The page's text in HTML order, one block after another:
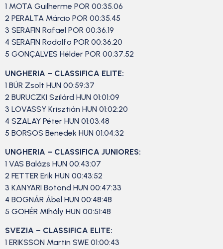
1 MOTA Guilherme POR 00:35.06
2 PERALTA Márcio POR 00:35.45
3 SERAFIN Rafael POR 00:36.19
4 SERAFIN Rodolfo POR 00:36.20
5 GONÇALVES Hélder POR 00:37.52
UNGHERIA – CLASSIFICA ELITE:
1 BÚR Zsolt HUN 00:59:37
2 BURUCZKI Szilárd HUN 01:01:09
3 LOVASSY Krisztián HUN 01:02:20
4 SZALAY Péter HUN 01:03:48
5 BORSOS Benedek HUN 01:04:32
UNGHERIA – CLASSIFICA JUNIORES:
1 VAS Balázs HUN 00:43:07
2 FETTER Erik HUN 00:43:52
3 KANYARI Botond HUN 00:47:33
4 BOGNÁR Ábel HUN 00:48:48
5 GOHÉR Mihály HUN 00:51:48
SVEZIA – CLASSIFICA ELITE:
1 ERIKSSON Martin SWE 01:00:43